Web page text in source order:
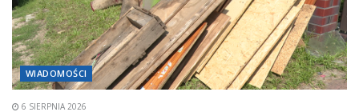
WIADOMOŚCI
6 SIERPNIA 2026